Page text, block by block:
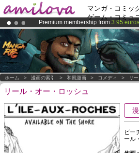
マンガ・コミッ
ゲーム・コミュ
Premium membership from 3.95 euros
AmilovaKickstarter is now LIVE!.
Already 100000membersand 1000
ホーム > 漫画の索引 > 和風漫画 > コメディ > リ
リール・オー・ロッシュ
ビー
ール